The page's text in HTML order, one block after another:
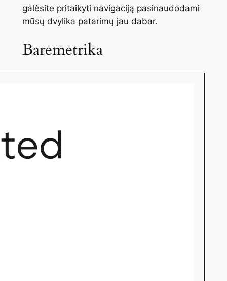
galėsite pritaikyti navigaciją pasinaudodami
mūsų dvylika patarimų jau dabar.
Baremetrika